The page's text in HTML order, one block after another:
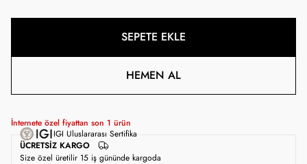
SEPETE EKLE
HEMEN AL
İnternete özel fiyattan son 1 ürün
ÜCRETSIZ KARGO
IGI Uluslararası Sertifika
Size özel üretilir 15 iş gününde kargoda